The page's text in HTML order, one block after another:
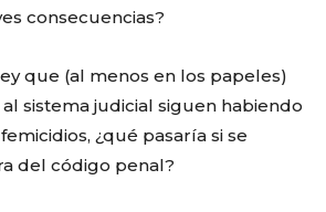
consecuencias?
que (al menos en los papeles)
sistema judicial siguen habiendo
¿qué pasaría si se
del código penal?